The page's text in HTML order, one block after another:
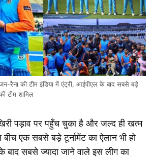
रैना की टीम इंडिया में एंट्री, आईपीएल के बाद सबसे बड़े
टीम शामिल
पड़ाव पर पहुँच चुका है और जल्द ही खत्म
बीच एक सबसे बड़े टूर्नामेंट का ऐलान भी हो
सबसे ज्यादा जाने वाले इस लीग का